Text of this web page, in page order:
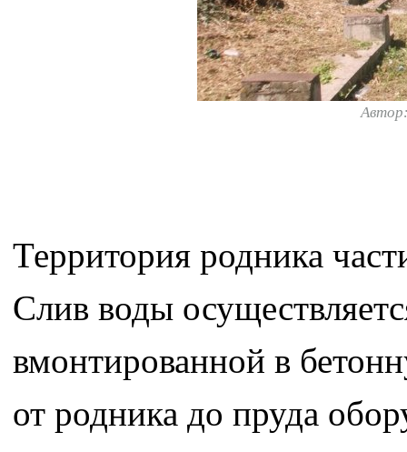
Территория родника
Слив воды
вмонтированной в
от родника до пруда